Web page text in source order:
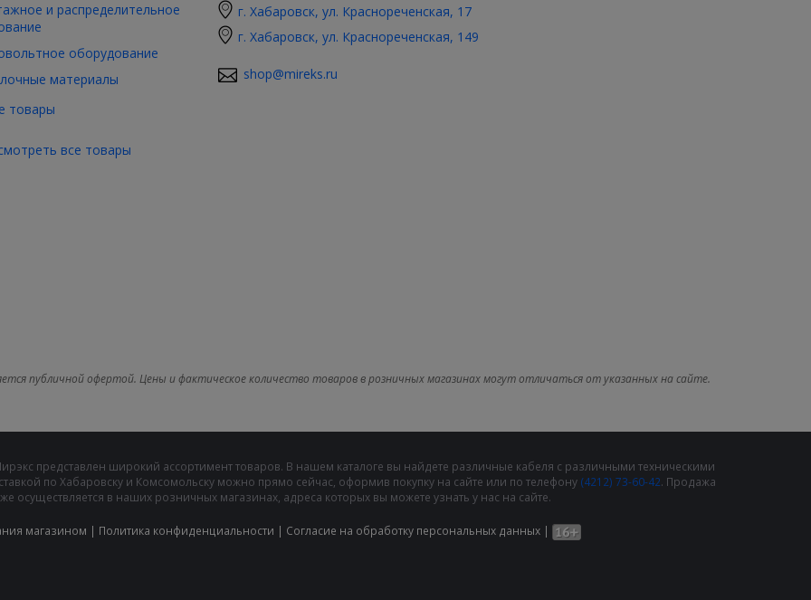
товары
и распределительное
оборудование
материалы
все товары
г. Хабаровск, ул. Краснореченская, 17
г. Хабаровск, ул. Краснореченская, 149
shop@mireks.ru
публичной офертой. Цены и фактическое количество товаров в розничных магазинах могут отличаться от указанных на сайте.
представлен широкий ассортимент товаров. В нашем каталоге вы найдете различные кабеля с различными техническими
по Хабаровску и Комсомольску можно прямо сейчас, оформив покупку на сайте или по телефону (4212) 73-60-42. Продажа
осуществляется в наших розничных магазинах, адреса которых вы можете узнать у нас на сайте.
магазином | Политика конфиденциальности | Cогласие на обработку персональных данных |